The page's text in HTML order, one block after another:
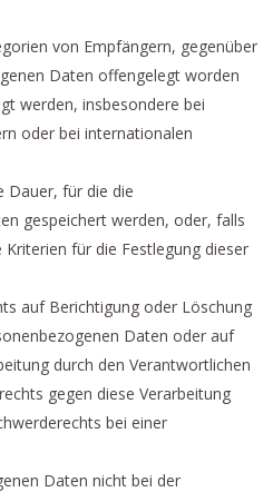
von Empfängern, gegenüber
Daten offengelegt worden
werden, insbesondere bei
oder bei internationalen
Dauer, für die die
gespeichert werden, oder, falls
für die Festlegung dieser
auf Berichtigung oder Löschung
Daten oder auf
durch den Verantwortlichen
gegen diese Verarbeitung
bei einer
Daten nicht bei der